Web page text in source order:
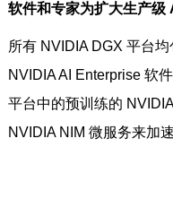
软件和专家为扩大生产级
所有 NVIDIA DGX 平台
NVIDIA AI Enterprise 软
平台中的预训练的
NVIDIA NIM 微服务来加